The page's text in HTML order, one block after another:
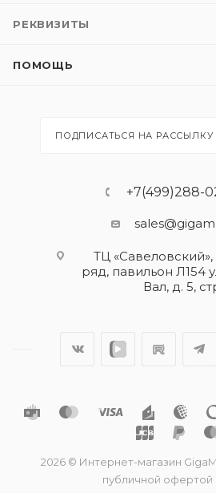
РЕКВИЗИТЫ
ПОМОЩЬ
ПОДПИСАТЬСЯ НА РАССЫЛКУ
+7(499)288-
ТЦ
ряд, павильон Л154
Вал, д. 5,
2026 © Интернет-магазин
публичной офертой